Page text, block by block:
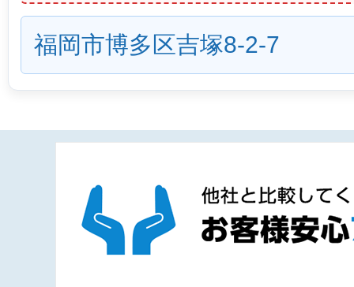
福岡市博多区吉塚8-2-7